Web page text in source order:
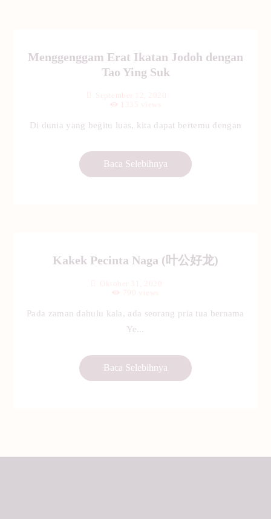
Menggenggam Erat Ikatan Jodoh dengan
Tao Ying Suk
Di dunia yang begitu luas, kita dapat bertemu dengan
Baca Selebihnya
Kakek Pecinta Naga (叶公好龙)
Pada zaman dahulu kala, ada seorang pria tua bernama
Ye...
Baca Selebihnya